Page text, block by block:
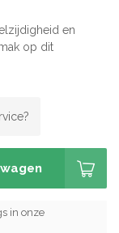
en
op dit
in onze